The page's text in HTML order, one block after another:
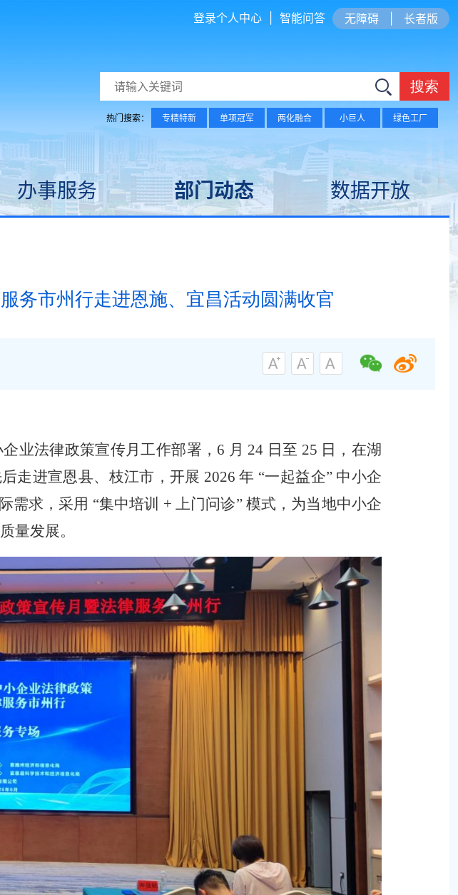
无障碍 长者版
登录个人中心 智能问答
搜索
热门搜索： 专精特新 单项冠军 两化融合 小巨人 绿色工厂
办事服务 部门动态 数据开放
务市州行走进恩施、宜昌活动圆满收官
业法律政策宣传月工作部署， 6 月 24 日至 25 日，在湖
走进宣恩县、枝江市，开展 2026年 “一起益企” 中小企
需求，采用 “集中培训 + 上门问诊” 模式，为当地中小企
量发展。